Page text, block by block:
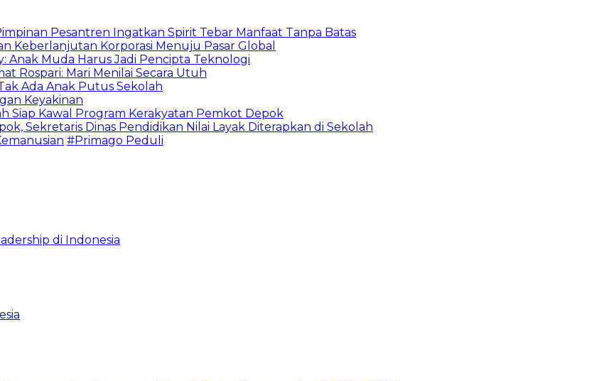
Pesantren Ingatkan Spirit Tebar Manfaat Tanpa Batas
Keberlanjutan Korporasi Menuju Pasar Global
Anak Muda Harus Jadi Pencipta Teknologi
Rospari: Mari Menilai Secara Utuh
Ada Anak Putus Sekolah
Keyakinan
Siap Kawal Program Kerakyatan Pemkot Depok
Sekretaris Dinas Pendidikan Nilai Layak Diterapkan di Sekolah
#Primago Peduli
di Indonesia